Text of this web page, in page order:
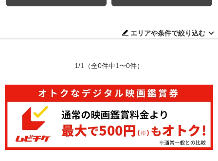
エリアや条件で絞り込む
1/1 （全0件中1〜0件）